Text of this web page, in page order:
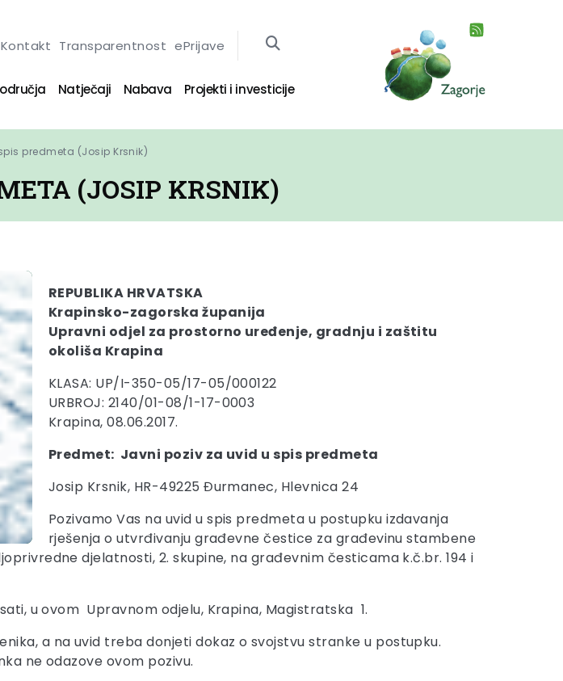
Kontakt Transparentnost ePrijave
Natječaji Nabava Projekti i investicije
predmeta (Josip Krsnik)
(JOSIP KRSNIK)
REPUBLIKA HRVATSKA
Krapinsko-zagorska županija
Upravni odjel za prostorno uređenje, gradnju i zaštitu
okoliša Krapina
KLASA: UP/I-350-05/17-05/000122
URBROJ: 2140/01-08/1-17-0003
Krapina, 08.06.2017.
Predmet: Javni poziv za uvid u spis predmeta
Josip Krsnik, HR-49225 Đurmanec, Hlevnica 24
Pozivamo Vas na uvid u spis predmeta u postupku izdavanja
rješenja o utvrđivanju građevne čestice za građevinu stambene
djelatnosti, 2. skupine, na građevnim česticama k.č.br. 194 i
sati, u ovom Upravnom odjelu, Krapina, Magistratska 1.
a na uvid treba donjeti dokaz o svojstvu stranke u postupku.
ne odazove ovom pozivu.